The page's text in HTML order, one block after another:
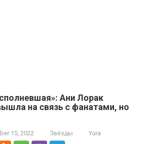
Ани Лорак
на связь с фанатами, но
15, 2022 Звёзды Yura